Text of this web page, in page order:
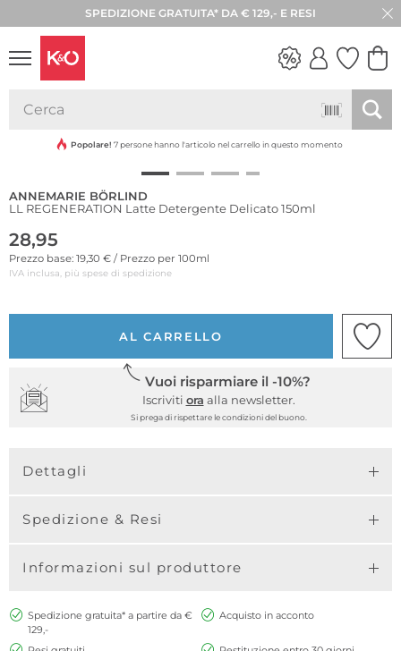
SPEDIZIONE GRATUITA* DA € 129,- E RESI
30 GIORNI DI RESO
VIBES
Sostenibile
Popolare! 7 persone hanno l'articolo nel carrello in questo momento
ANNEMARIE BÖRLIND
LL REGENERATION Latte Detergente Delicato 150ml
28,95
Prezzo base: 19,30 € / Prezzo per 100ml
IVA inclusa, più spese di spedizione
AL CARRELLO
Vuoi risparmiare il -10%?
Iscriviti ora alla newsletter.
Si prega di rispettare le condizioni del buono.
Dettagli
Spedizione & Resi
Informazioni sul produttore
Spedizione gratuita* a partire da €
129,-
Acquisto in acconto